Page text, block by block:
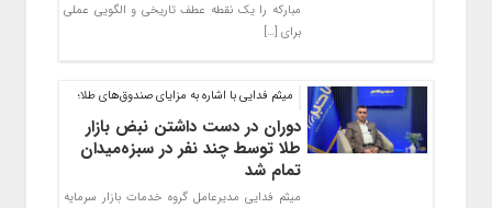
مبارکه را یک نقطه عطف تاریخی و الگویی عملی
برای […]
میثم فدایی با اشاره به مزایای صندوق‌های طلا؛
دوران در دست داشتن نبض بازار
طلا توسط چند نفر در سبزه‌میدان
تمام شد
میثم فدایی مدیرعامل گروه خدمات بازار سرمایه